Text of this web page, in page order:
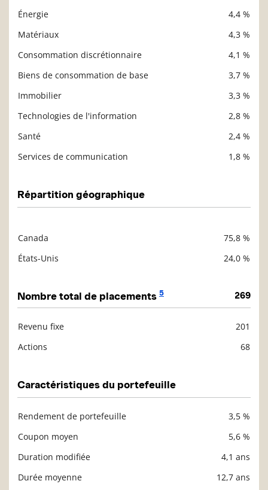
Énergie
4,4 %
Matériaux
4,3 %
Consommation discrétionnaire
4,1 %
Biens de consommation de base
3,7 %
Immobilier
3,3 %
Technologies de l'information
2,8 %
Santé
2,4 %
Services de communication
1,8 %
Répartition géographique
Canada
75,8 %
États-Unis
24,0 %
Nombre total de placements 5 269
Revenu fixe
201
Actions
68
Caractéristiques du portefeuille
Rendement de portefeuille
3,5 %
Coupon moyen
5,6 %
Duration modifiée
4,1 ans
Durée moyenne
12,7 ans